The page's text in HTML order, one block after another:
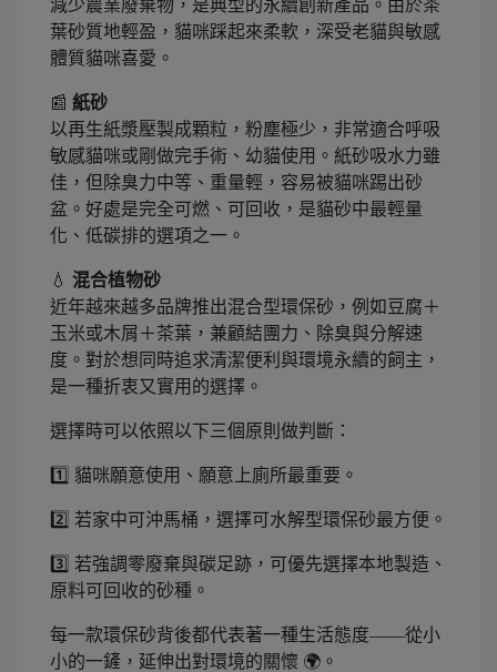
減少農業廢棄物，是典型的永續創新產品。由於茶
葉砂質地輕盈，貓咪踩起來柔軟，深受老貓與敏感
體質貓咪喜愛。
📰 紙砂
以再生紙漿壓製成顆粒，粉塵極少，非常適合呼吸
敏感貓咪或剛做完手術、幼貓使用。紙砂吸水力雖
佳，但除臭力中等、重量輕，容易被貓咪踢出砂
盆。好處是完全可燃、可回收，是貓砂中最輕量
化、低碳排的選項之一。
💧 混合植物砂
近年越來越多品牌推出混合型環保砂，例如豆腐＋
玉米或木屑＋茶葉，兼顧結團力、除臭與分解速
度。對於想同時追求清潔便利與環境永續的飼主，
是一種折衷又實用的選擇。
選擇時可以依照以下三個原則做判斷：
1️⃣ 貓咪願意使用、願意上廁所最重要。
2️⃣ 若家中可沖馬桶，選擇可水解型環保砂最方便。
3️⃣ 若強調零廢棄與碳足跡，可優先選擇本地製造、
原料可回收的砂種。
每一款環保砂背後都代表著一種生活態度——從小
小的一鏟，延伸出對環境的關懷 🌍。